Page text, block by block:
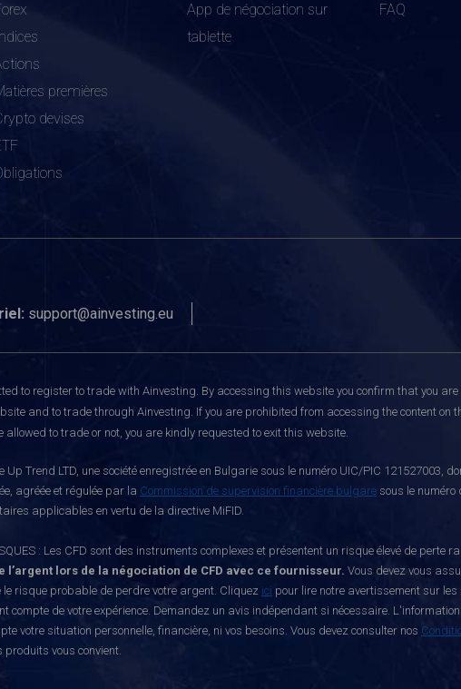
premières
devises
App de négociation sur
tablette
FAQ
support@ainvesting.eu
to register to trade with Ainvesting. By accessing this website you confirm that you
and to trade through Ainvesting. If you are prohibited from accessing the content
to trade or not, you are kindly requested to exit this website.
Up Trend LTD, une société enregistrée en Bulgarie sous le numéro UIC/PIC 121527003,
agréée et régulée par la Commission de supervision financière bulgare sous le numéro
applicables en vertu de la directive MiFID.
: Les CFD sont des instruments complexes et présentent un risque élevé de perte
l’argent lors de la négociation de CFD avec ce fournisseur. Vous devez vous
risque probable de perdre votre argent. Cliquez ici pour lire notre avertissement sur
compte de votre expérience. Demandez un avis indépendant si nécessaire.
votre situation personnelle, financière, ni vos besoins. Vous devez consulter nos
produits vous convient.